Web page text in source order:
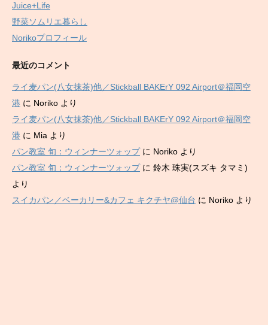
Juice+Life
野菜ソムリエ暮らし
Norikoプロフィール
最近のコメント
ライ麦パン(八女抹茶)他／Stickball BAKErY 092 Airport＠福岡空
港 に Noriko より
ライ麦パン(八女抹茶)他／Stickball BAKErY 092 Airport＠福岡空
港 に Mia より
パン教室 旬：ウィンナーツォップに Noriko より
パン教室 旬：ウィンナーツォップに 鈴木 珠実(スズキ タマミ)
より
スイカパン／ベーカリー&カフェ キクチヤ@仙台 に Noriko より